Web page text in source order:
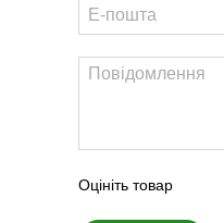
Оцініть товар